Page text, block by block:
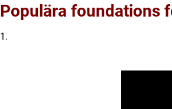
Populära foundations
1.